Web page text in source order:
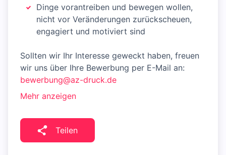
Dinge vorantreiben und bewegen wollen,
nicht vor Veränderungen zurückscheuen,
engagiert und motiviert sind
Sollten wir Ihr Interesse geweckt haben, freuen
wir uns über Ihre Bewerbung per E-Mail an:
bewerbung@az-druck.de
Mehr anzeigen
Teilen